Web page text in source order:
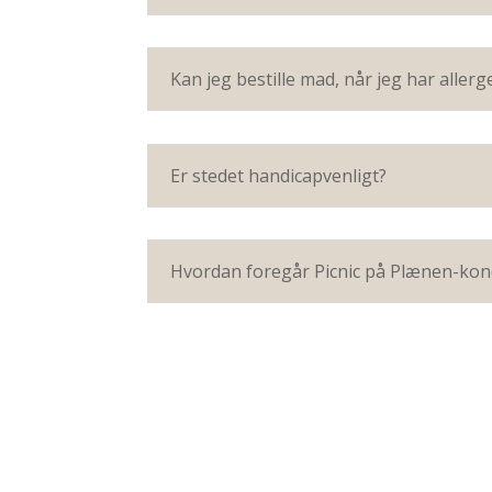
Kan jeg bestille mad, når jeg har
Er stedet handicapvenligt?
Hvordan foregår Picnic på Plænen-